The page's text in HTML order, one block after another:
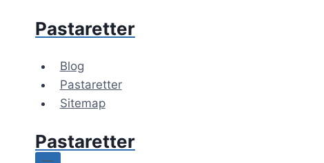
Pastaretter
Blog
Pastaretter
Sitemap
Pastaretter